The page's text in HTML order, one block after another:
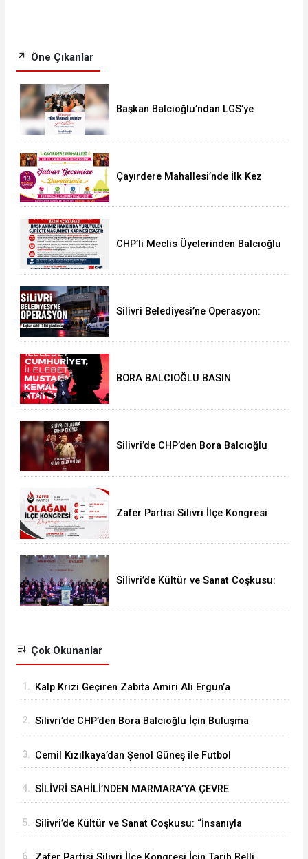
Öne Çıkanlar
Başkan Balcıoğlu’ndan LGS’ye
Çayırdere Mahallesi’nde İlk Kez
CHP’li Meclis Üyelerinden Balcıoğlu
Silivri Belediyesi’ne Operasyon:
BORA BALCIOĞLU BASIN
Silivri’de CHP’den Bora Balcıoğlu
Zafer Partisi Silivri İlçe Kongresi
Silivri’de Kültür ve Sanat Coşkusu:
Çok Okunanlar
1. Kalp Krizi Geçiren Zabıta Amiri Ali Ergun’a
2. Silivri’de CHP’den Bora Balcıoğlu İçin Buluşma
3. Cemil Kızılkaya’dan Şenol Güneş ile Futbol
4. SİLİVRİ SAHİLİ’NDEN MARMARA’YA ÇEVRE
5. Silivri’de Kültür ve Sanat Coşkusu: “İnsanıyla